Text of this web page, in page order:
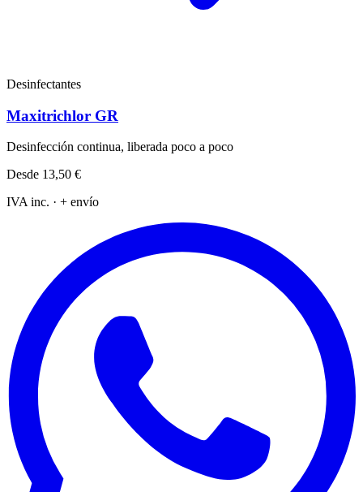
Desinfectantes
Maxitrichlor GR
Desinfección continua, liberada poco a poco
Desde 13,50 €
IVA inc. · + envío